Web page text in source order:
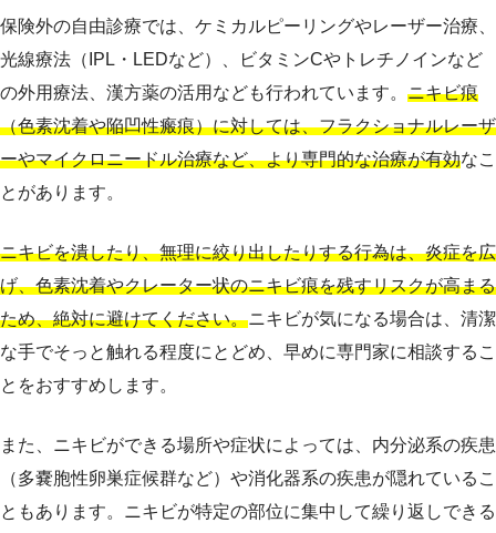
保険外の自由診療では、ケミカルピーリングやレーザー治療、
光線療法（IPL・LEDなど）、ビタミンCやトレチノインなど
の外用療法、漢方薬の活用なども行われています。 ニキビ痕
（色素沈着や陥凹性瘢痕）に対しては、フラクショナルレーザ
ーやマイクロニードル治療など、より専門的な治療が有効なこ
とがあります。
ニキビを潰したり、無理に絞り出したりする行為は、炎症を広
げ、色素沈着やクレーター状のニキビ痕を残すリスクが高まる
ため、絶対に避けてください。ニキビが気になる場合は、清潔
な手でそっと触れる程度にとどめ、早めに専門家に相談するこ
とをおすすめします。
また、ニキビができる場所や症状によっては、内分泌系の疾患
（多嚢胞性卵巣症候群など）や消化器系の疾患が隠れているこ
ともあります。ニキビが特定の部位に集中して繰り返しできる